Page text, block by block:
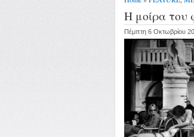
Η μοίρα του
Πέμπτη 6 Οκτωβρίου